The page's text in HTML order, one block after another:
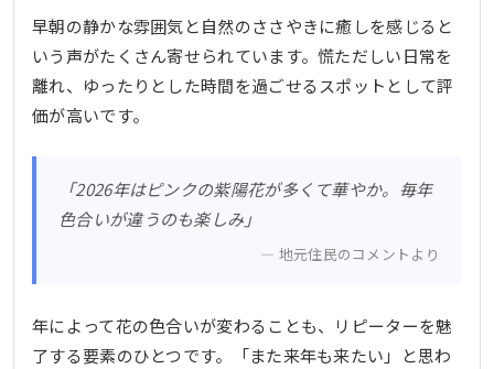
早朝の静かな雰囲気と自然のささやきに癒しを感じると
いう声がたくさん寄せられています。慌ただしい日常を
離れ、ゆったりとした時間を過ごせるスポットとして評
価が高いです。
「2026年はピンクの紫陽花が多くて華やか。毎年
色合いが違うのも楽しみ」
地元住民のコメントより
年によって花の色合いが変わることも、リピーターを魅
了する要素のひとつです。「また来年も来たい」と思わ